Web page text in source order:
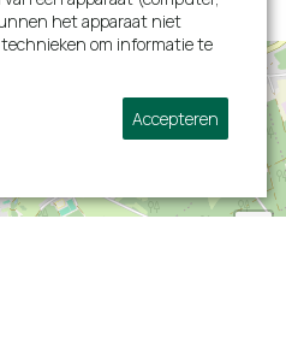
spel
verwarmd
ons gezin
het apparaat niet
technieken om informatie te
Accepteren